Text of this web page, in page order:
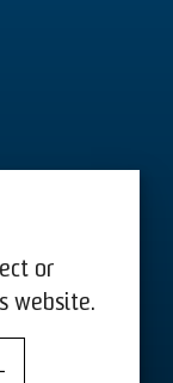
or
website.